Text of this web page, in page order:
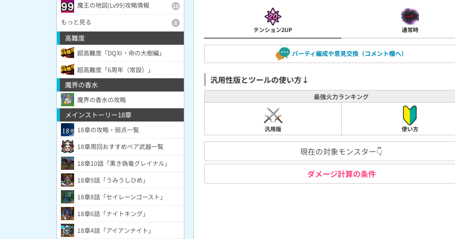
テンション2UP 通常時
パーティ編成や意見交換（コメント欄へ）
汎用性版とツールの使い方↓
最強火力ランキング
汎用版 使い方
現在の対象モンスター👇
ダメージ計算の条件
魔王の地図(Lv99)攻略情報
10
もっと見る 8
高難度
超高難度「DQⅪ・命の大樹編」
超高難度「6周年（常設）」
魔界の香水
魔界の香水の攻略
メインストーリー18章
18章の攻略・弱点一覧
18章周回おすすめペア武器一覧
18章10話「黒き偽竜グレイナル」
18章9話「うみうしひめ」
18章8話「セイレーンゴースト」
18章6話「ナイトキング」
18章4話「アイアンナイト」